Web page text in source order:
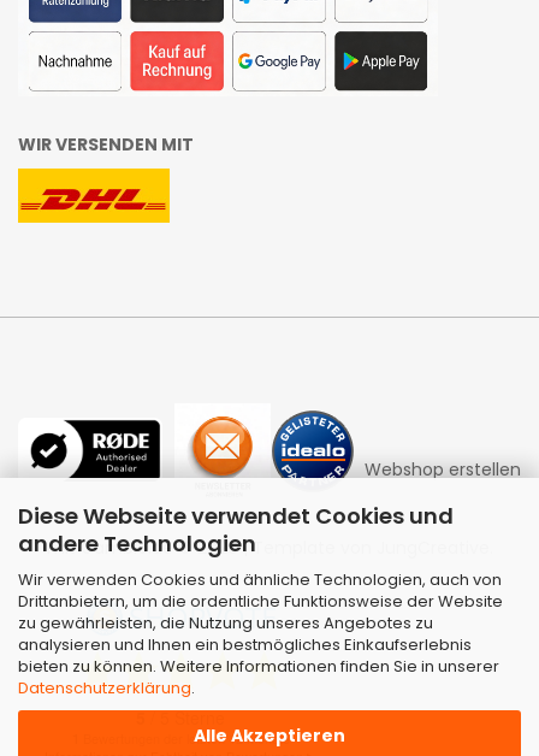
Diese Webseite verwendet Cookies und
andere Technologien
Wir verwenden Cookies und ähnliche Technologien, auch von
Drittanbietern, um die ordentliche Funktionsweise der Website
zu gewährleisten, die Nutzung unseres Angebotes zu
analysieren und Ihnen ein bestmögliches Einkaufserlebnis
bieten zu können. Weitere Informationen finden Sie in unserer
Datenschutzerklärung.
Alle Akzeptieren
WIR VERSENDEN MIT
Webshop erstellen
mit Gambio.de © 2026 | Template von